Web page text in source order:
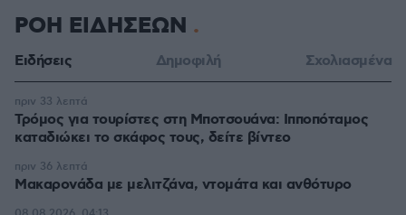
ΡΟΗ ΕΙΔΗΣΕΩΝ
Ειδήσεις Δημοφιλή Σχολιασμένα
Τρόμος για τουρίστες στη Μποτσουάνα: Ιπποπόταμος
καταδιώκει το σκάφος τους, δείτε βίντεο
πριν 33 λεπτά
Μακαρονάδα με μελιτζάνα, ντομάτα και ανθότυρο
πριν 36 λεπτά